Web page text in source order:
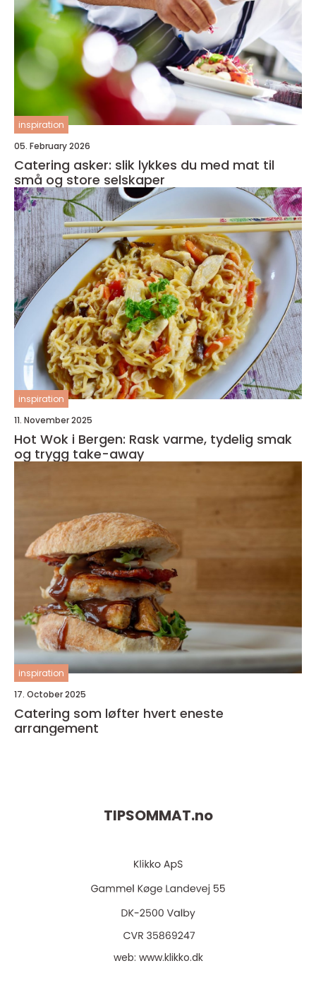
inspiration
05. February 2026
Catering asker: slik lykkes du med mat til
små og store selskaper
inspiration
11. November 2025
Hot Wok i Bergen: Rask varme, tydelig smak
og trygg take-away
inspiration
17. October 2025
Catering som løfter hvert eneste
arrangement
TIPSOMMAT.no
web: www.klikko.dk